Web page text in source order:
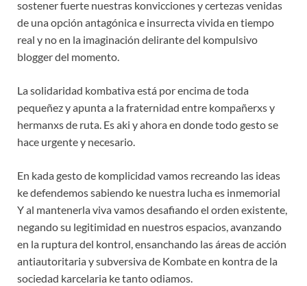
sostener fuerte nuestras konvicciones y certezas venidas
de una opción antagónica e insurrecta vivida en tiempo
real y no en la imaginación delirante del kompulsivo
blogger del momento.
La solidaridad kombativa está por encima de toda
pequeñez y apunta a la fraternidad entre kompañerxs y
hermanxs de ruta. Es aki y ahora en donde todo gesto se
hace urgente y necesario.
En kada gesto de komplicidad vamos recreando las ideas
ke defendemos sabiendo ke nuestra lucha es inmemorial
Y al mantenerla viva vamos desafiando el orden existente,
negando su legitimidad en nuestros espacios, avanzando
en la ruptura del kontrol, ensanchando las áreas de acción
antiautoritaria y subversiva de Kombate en kontra de la
sociedad karcelaria ke tanto odiamos.